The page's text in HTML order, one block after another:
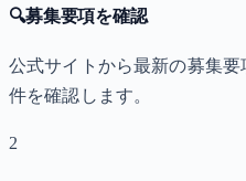
🔍募集要項を確認
公式サイトから最新の募集
件を確認します。
2